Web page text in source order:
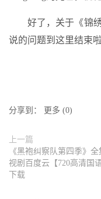
好了，关于《锦
说的问题到这里结束
分享到： 更多 (0)
上一篇
《黑袍纠察队第四季》
视剧百度云【720高清国语
下载